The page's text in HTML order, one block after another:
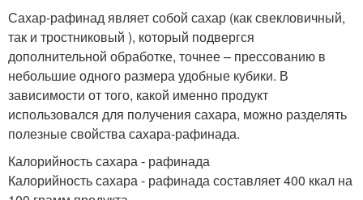
Сахар-рафинад являет собой сахар (как свекловичный,
так и тростниковый ), который подвергся
дополнительной обработке, точнее – прессованию в
небольшие одного размера удобные кубики. В
зависимости от того, какой именно продукт
использовался для получения сахара, можно разделять
полезные свойства сахара-рафинада.
Калорийность сахара - рафинада
Калорийность сахара - рафинада составляет 400 ккал на